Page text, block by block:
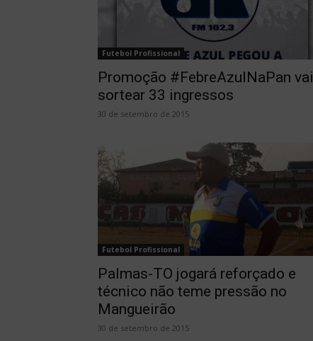
Futebol Profissional
Promoção #FebreAzulNaPan vai
sortear 33 ingressos
30 de setembro de 2015
Futebol Profissional
Palmas-TO jogará reforçado e
técnico não teme pressão no
Mangueirão
30 de setembro de 2015